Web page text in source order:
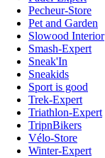
Pecheur-Store
Pet and Garden
Slowood Interior
Smash-Expert
Sneak'In
Sneakids
Sport is good
Trek-Expert
Triathlon-Expert
TripnBikers
Vélo-Store
Winter-Expert